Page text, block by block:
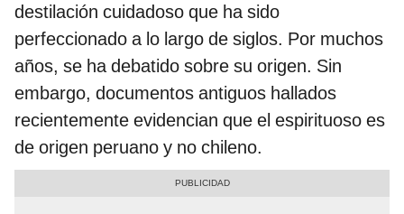
destilación cuidadoso que ha sido
perfeccionado a lo largo de siglos. Por muchos
años, se ha debatido sobre su origen. Sin
embargo, documentos antiguos hallados
recientemente evidencian que el espirituoso es
de origen peruano y no chileno.